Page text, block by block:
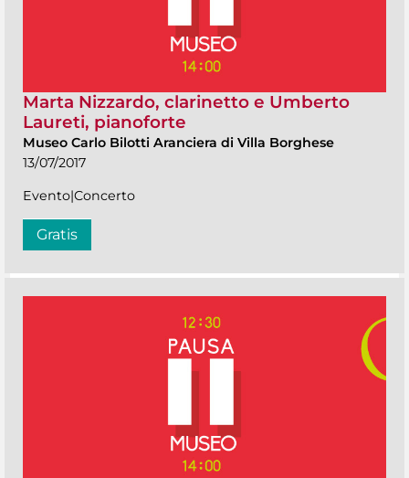
Marta Nizzardo, clarinetto e Umberto
Laureti, pianoforte
Museo Carlo Bilotti Aranciera di Villa Borghese
13/07/2017
Evento|Concerto
Gratis